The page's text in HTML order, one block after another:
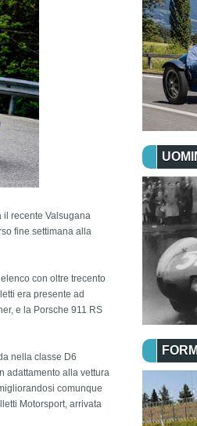
il recente Valsugana
fine settimana alla
con oltre trecento
era presente ad
e la Porsche 911 RS
nella classe D6
adattamento alla vettura
comunque
Motorsport, arrivata